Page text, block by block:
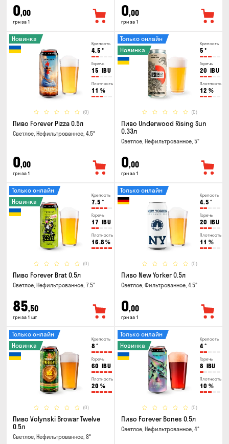
0,00
грн за 1
0,00
грн за 1
Крепость
4.5 °
Горечь
15 IBU
Плотность
11 %
(0)
Новинка
Пиво Forever Pizza 0.5л
Светлое, Нефильтрованное, 4.5°
0,00
грн за 1
Крепость
5 °
Горечь
20 IBU
Плотность
12 %
(0)
Только онлайн
Новинка
Пиво Underwood Rising Sun
0.33л
Светлое, Нефильтрованное, 5°
0,00
грн за 1
Крепость
7.5 °
Горечь
17 IBU
Плотность
16.8 %
(0)
Только онлайн
Новинка
Пиво Forever Brat 0.5л
Светлое, Нефильтрованное, 7.5°
85,50
грн за 1 шт
Крепость
4.5 °
Горечь
20 IBU
Плотность
11 %
(0)
Только онлайн
Пиво New Yorker 0.5л
Светлое, Фильтрованное, 4.5°
0,00
грн за 1
Крепость
8 °
Горечь
60 IBU
Плотность
20 %
(0)
Только онлайн
Новинка
Пиво Volynski Browar Twelve
0.5л
Светлое, Нефильтрованное, 8°
Крепость
4°
Горечь
8 IBU
Плотность
10 %
(0)
Только онлайн
Новинка
Пиво Forever Bones 0.5л
Светлое, Нефильтрованное, 4°